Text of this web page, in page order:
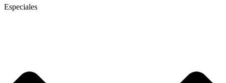
Especiales